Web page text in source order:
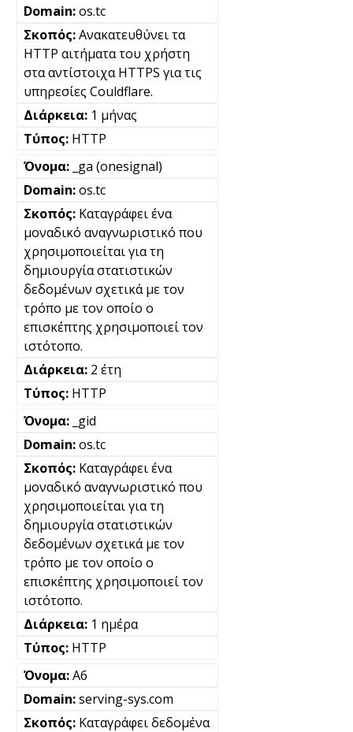
os.tc
Ανακατευθύνει τα
HTTP αιτήματα του χρήστη
στα αντίστοιχα HTTPS για τις
υπηρεσίες Couldflare.
1 μήνας
HTTP
_ga (onesignal)
os.tc
Καταγράφει ένα
μοναδικό αναγνωριστικό που
χρησιμοποιείται για τη
δημιουργία στατιστικών
δεδομένων σχετικά με τον
τρόπο με τον οποίο ο
επισκέπτης χρησιμοποιεί τον
ιστότοπο.
2 έτη
HTTP
_gid
os.tc
Καταγράφει ένα
μοναδικό αναγνωριστικό που
χρησιμοποιείται για τη
δημιουργία στατιστικών
δεδομένων σχετικά με τον
τρόπο με τον οποίο ο
επισκέπτης χρησιμοποιεί τον
ιστότοπο.
1 ημέρα
HTTP
A6
serving-sys.com
Καταγράφει δεδομένα